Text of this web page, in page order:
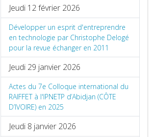
Jeudi 12 février 2026
Développer un esprit d'entreprendre
en technologie par Christophe Delogé
pour la revue échanger en 2011
Jeudi 29 janvier 2026
Actes du 7e Colloque international du
RAIFFET à l'IPNETP d’Abidjan (CÔTE
D’IVOIRE) en 2025
Jeudi 8 janvier 2026